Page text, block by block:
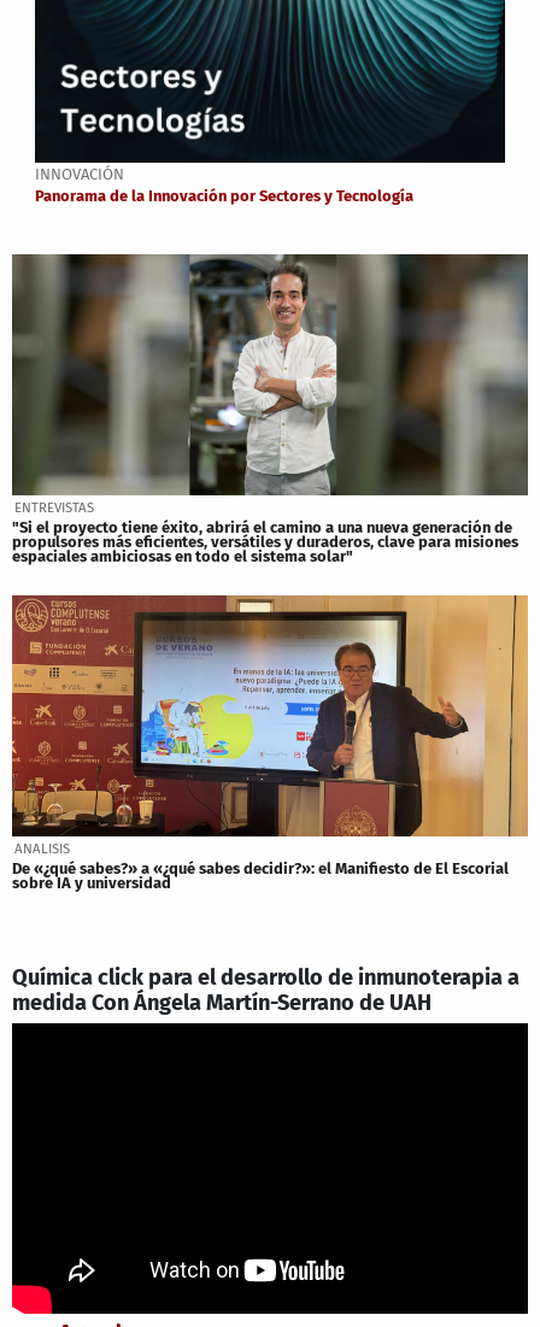
INNOVACIÓN
Panorama de la Innovación por Sectores y Tecnología
ENTREVISTAS
"Si el proyecto tiene éxito, abrirá el camino a una nueva generación de
propulsores más eficientes, versátiles y duraderos, clave para misiones
espaciales ambiciosas en todo el sistema solar"
ANALISIS
De «¿qué sabes?» a «¿qué sabes decidir?»: el Manifiesto de El Escorial
sobre IA y universidad
Química click para el desarrollo de inmunoterapia a
medida Con Ángela Martín-Serrano de UAH